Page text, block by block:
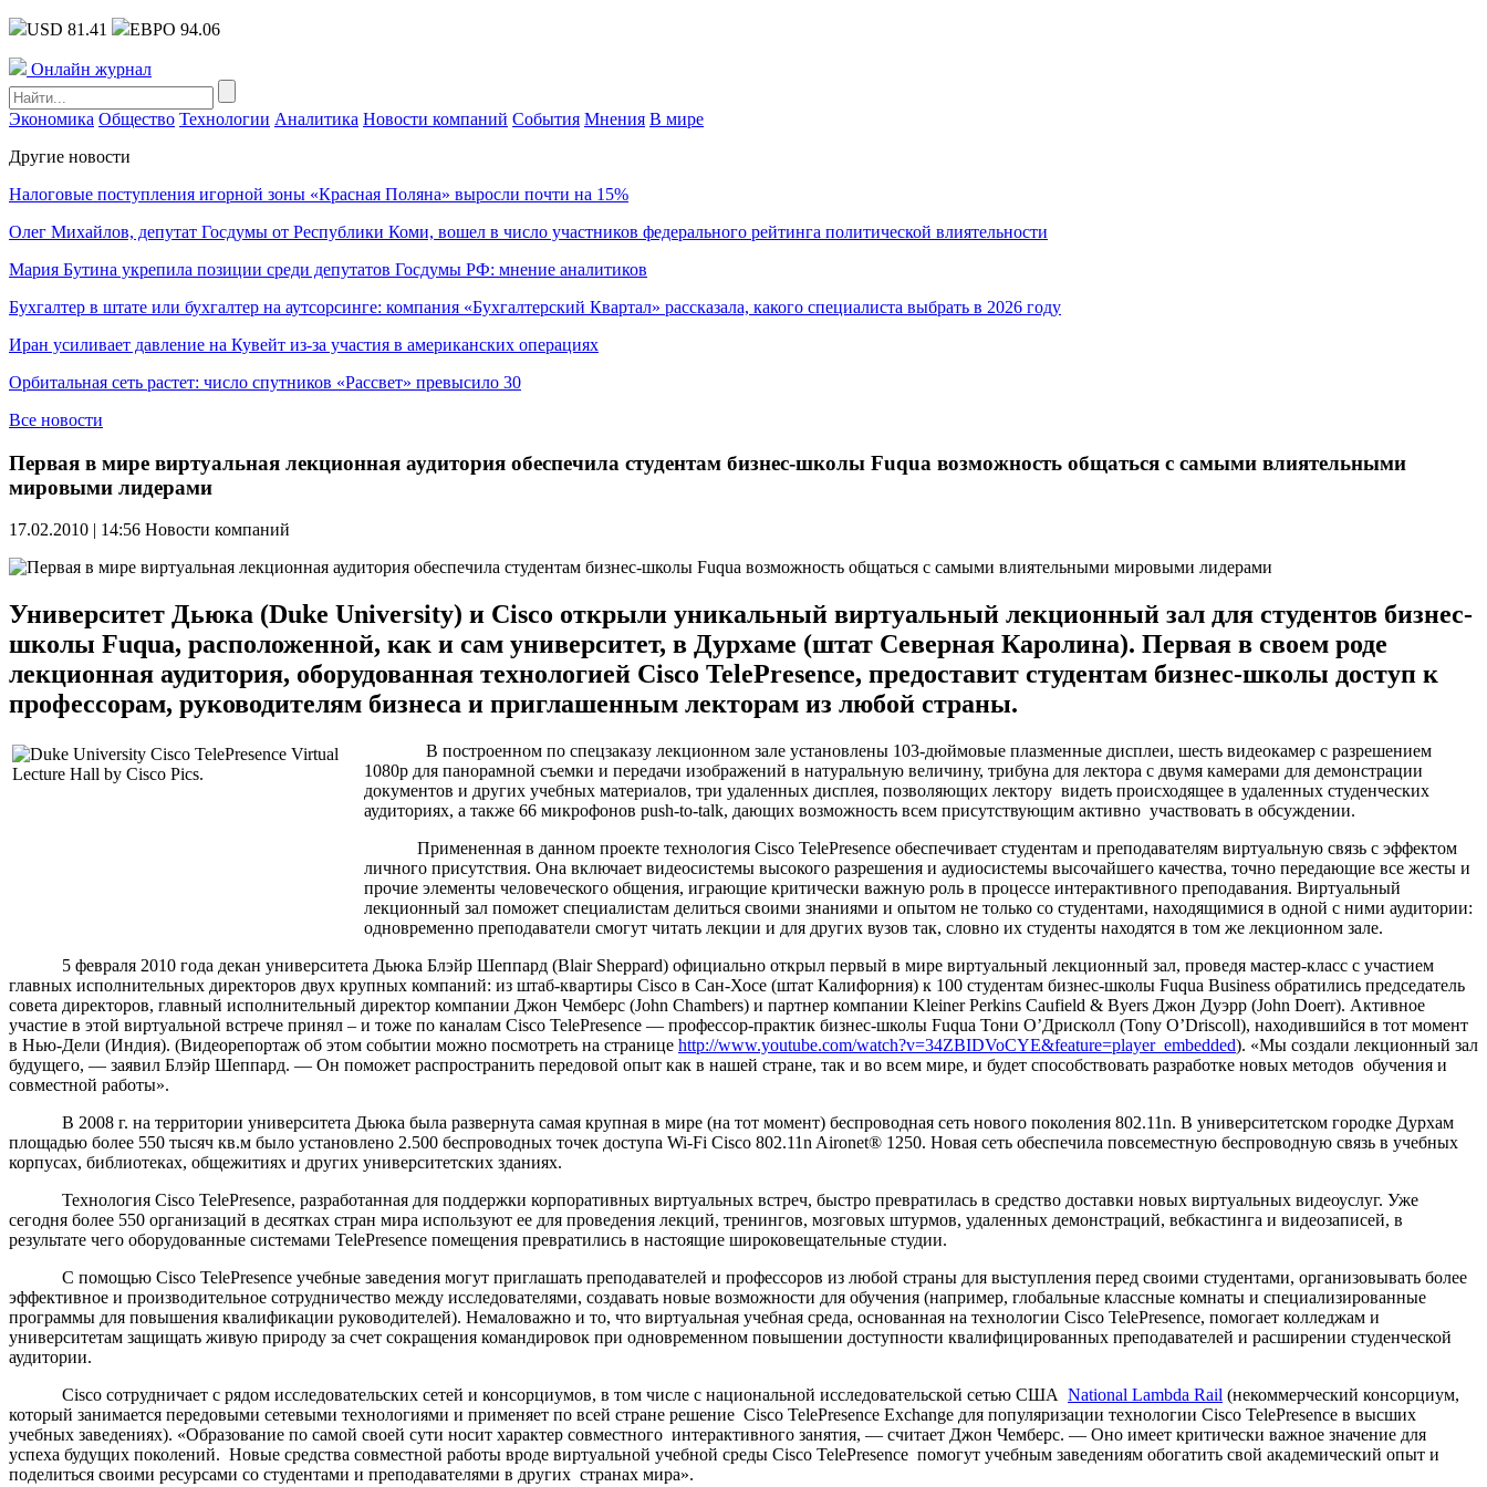
USD 81.41 ЕВРО 94.06
Онлайн журнал
Экономика Общество Технологии Аналитика Новости компаний События Мнения В мире
Другие новости
Налоговые поступления игорной зоны «Красная Поляна» выросли почти на 15%
Олег Михайлов, депутат Госдумы от Республики Коми, вошел в число участников федерального рейтинга политической влиятельности
Мария Бутина укрепила позиции среди депутатов Госдумы РФ: мнение аналитиков
Бухгалтер в штате или бухгалтер на аутсорсинге: компания «Бухгалтерский Квартал» рассказала, какого специалиста выбрать в 2026 году
Иран усиливает давление на Кувейт из-за участия в американских операциях
Орбитальная сеть растет: число спутников «Рассвет» превысило 30
Все новости
Первая в мире виртуальная лекционная аудитория обеспечила студентам бизнес-школы Fuqua возможность общаться с самыми влиятельными
мировыми лидерами
17.02.2010 | 14:56 Новости компаний
Университет Дьюка (Duke University) и Cisco открыли уникальный виртуальный лекционный зал для студентов бизнес-
школы Fuqua, расположенной, как и сам университет, в Дурхаме (штат Северная Каролина). Первая в своем роде
лекционная аудитория, оборудованная технологией Cisco TelePresence, предоставит студентам бизнес-школы доступ к
профессорам, руководителям бизнеса и приглашенным лекторам из любой страны.
В построенном по спецзаказу лекционном зале установлены 103-дюймовые плазменные дисплеи, шесть видеокамер с разрешением
1080p для панорамной съемки и передачи изображений в натуральную величину, трибуна для лектора с двумя камерами для демонстрации
документов и других учебных материалов, три удаленных дисплея, позволяющих лектору видеть происходящее в удаленных студенческих
аудиториях, а также 66 микрофонов push-to-talk, дающих возможность всем присутствующим активно участвовать в обсуждении.
Примененная в данном проекте технология Cisco TelePresence обеспечивает студентам и преподавателям виртуальную связь с эффектом
личного присутствия. Она включает видеосистемы высокого разрешения и аудиосистемы высочайшего качества, точно передающие все жесты и
прочие элементы человеческого общения, играющие критически важную роль в процессе интерактивного преподавания. Виртуальный
лекционный зал поможет специалистам делиться своими знаниями и опытом не только со студентами, находящимися в одной с ними аудитории:
одновременно преподаватели смогут читать лекции и для других вузов так, словно их студенты находятся в том же лекционном зале.
5 февраля 2010 года декан университета Дьюка Блэйр Шеппард (Blair Sheppard) официально открыл первый в мире виртуальный лекционный зал, проведя мастер-класс с участием
главных исполнительных директоров двух крупных компаний: из штаб-квартиры Cisco в Сан-Хосе (штат Калифорния) к 100 студентам бизнес-школы Fuqua Business обратились председатель
совета директоров, главный исполнительный директор компании Джон Чемберс (John Chambers) и партнер компании Kleiner Perkins Caufield & Byers Джон Дуэрр (John Doerr). Активное
участие в этой виртуальной встрече принял – и тоже по каналам Cisco TelePresence — профессор-практик бизнес-школы Fuqua Тони O’Дрисколл (Tony O’Driscoll), находившийся в тот момент
в Нью-Дели (Индия). (Видеорепортаж об этом событии можно посмотреть на странице http://www.youtube.com/watch?v=34ZBIDVoCYE&feature=player_embedded). «Мы создали лекционный зал
будущего, — заявил Блэйр Шеппард. — Он поможет распространить передовой опыт как в нашей стране, так и во всем мире, и будет способствовать разработке новых методов обучения и
совместной работы».
В 2008 г. на территории университета Дьюка была развернута самая крупная в мире (на тот момент) беспроводная сеть нового поколения 802.11n. В университетском городке Дурхам
площадью более 550 тысяч кв.м было установлено 2.500 беспроводных точек доступа Wi-Fi Cisco 802.11n Aironet® 1250. Новая сеть обеспечила повсеместную беспроводную связь в учебных
корпусах, библиотеках, общежитиях и других университетских зданиях.
Технология Cisco TelePresence, разработанная для поддержки корпоративных виртуальных встреч, быстро превратилась в средство доставки новых виртуальных видеоуслуг. Уже
сегодня более 550 организаций в десятках стран мира используют ее для проведения лекций, тренингов, мозговых штурмов, удаленных демонстраций, вебкастинга и видеозаписей, в
результате чего оборудованные системами TelePresence помещения превратились в настоящие широковещательные студии.
С помощью Cisco TelePresence учебные заведения могут приглашать преподавателей и профессоров из любой страны для выступления перед своими студентами, организовывать более
эффективное и производительное сотрудничество между исследователями, создавать новые возможности для обучения (например, глобальные классные комнаты и специализированные
программы для повышения квалификации руководителей). Немаловажно и то, что виртуальная учебная среда, основанная на технологии Cisco TelePresence, помогает колледжам и
университетам защищать живую природу за счет сокращения командировок при одновременном повышении доступности квалифицированных преподавателей и расширении студенческой
аудитории.
Cisco сотрудничает с рядом исследовательских сетей и консорциумов, в том числе с национальной исследовательской сетью США National Lambda Rail (некоммерческий консорциум,
который занимается передовыми сетевыми технологиями и применяет по всей стране решение Cisco TelePresence Exchange для популяризации технологии Cisco TelePresence в высших
учебных заведениях). «Образование по самой своей сути носит характер совместного интерактивного занятия, — считает Джон Чемберс. — Оно имеет критически важное значение для
успеха будущих поколений. Новые средства совместной работы вроде виртуальной учебной среды Cisco TelePresence помогут учебным заведениям обогатить свой академический опыт и
поделиться своими ресурсами со студентами и преподавателями в других странах мира».